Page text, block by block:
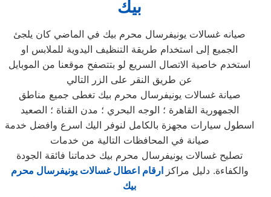
بيك
صيانه غسالات يونيفرسال محرم بيك في الماضي كان يلجئ
الجميع إلى استخدام طريقة التنظيف اليدوية للملابس او
استخدم خاصية الاتصال السريع لو بتتصفح موقعنا من الموبايل
عن طريق النقر على الزر التالي
صيانة غسالات يونيفرسال محرم بيك تغطى جميع مناطق
الجمهورية القاهرة ؛ الوجه البحري ؛ مدن القناة ؛ الصعيد
اسطول سيارات مجهزة بالكامل لنوفر اليك اسرع وافضل خدمة
صيانة في المحافظات التالية من خدمات
تصليح غسالات يونيفرسال محرم بيك خدماتنا فائقة الجودة
والكفاءة. دليل مراكز ارقام اعطال غسالات يونيفرسال محرم
بيك